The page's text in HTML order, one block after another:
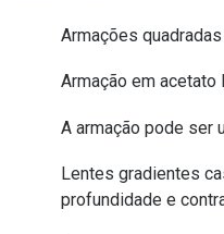
Armações
Armação em acetato
A armação pode ser
Lentes gradientes
profundidade e